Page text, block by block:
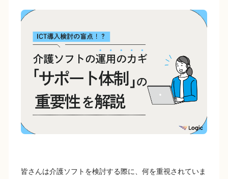
k
e
皆さんは介護ソフトを検討する際に、何を重視されていま